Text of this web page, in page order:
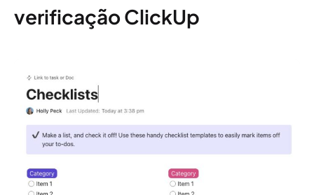
verificação ClickUp